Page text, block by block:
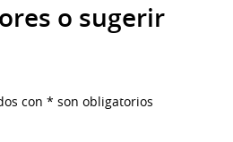
o sugerir
con * son obligatorios